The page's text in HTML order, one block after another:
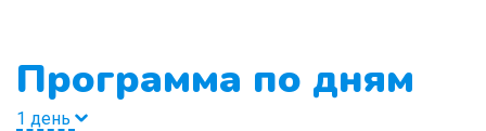
Программа по дням
1 день